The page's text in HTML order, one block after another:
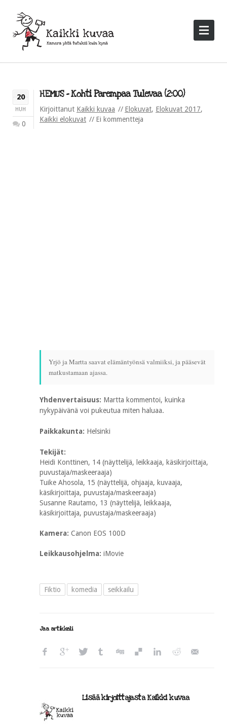
20
HUH
0
HEMU’S – Kohti Parempaa Tulevaa (2:00)
Kirjoittanut Kaikki kuvaa Elokuvat, Elokuvat 2017,
Kaikki elokuvat
Ei kommentteja
Yrjö ja Martta saavat elämäntyönsä valmiiksi, ja pääsevät
matkustamaan ajassa.
Yhdenvertaisuus: Martta kommentoi, kuinka
nykypäivänä voi pukeutua miten haluaa.
Paikkakunta: Helsinki
Tekijät:
Heidi Konttinen, 14 (näyttelijä, leikkaaja, käsikirjoittaja,
puvustaja/maskeeraaja)
Tuike Ahosola, 15 (näyttelijä, ohjaaja, kuvaaja,
käsikirjoittaja, puvustaja/maskeeraaja)
Susanne Rautamo, 13 (näyttelijä, leikkaaja,
käsikirjoittaja, puvustaja/maskeeraaja)
Kamera: Canon EOS 100D
Leikkausohjelma: iMovie
Fiktio komedia seikkailu
Jaa artikkeli
Lisää kirjoittajasta Kaikki kuvaa